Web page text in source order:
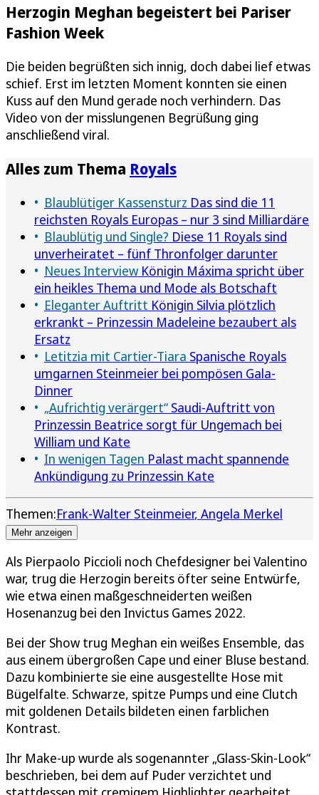
Herzogin Meghan begeistert bei Pariser
Fashion Week
Die beiden begrüßten sich innig, doch dabei lief etwas
schief. Erst im letzten Moment konnten sie einen
Kuss auf den Mund gerade noch verhindern. Das
Video von der misslungenen Begrüßung ging
anschließend viral.
Alles zum Thema Royals
Blaublütiger Kassensturz Das sind die 11
reichsten Royals Europas – nur 3 sind Milliardäre
Blaublütig und Single? Diese 11 Royals sind
unverheiratet – fünf Thronfolger darunter
Neues Interview Königin Máxima spricht über
ein heikles Thema und Mode als Botschaft
Eleganter Auftritt Königin Silvia plötzlich
erkrankt – Prinzessin Madeleine bezaubert als
Ersatz
Letitzia mit Cartier-Tiara Spanische Royals
umgarnen Steinmeier bei pompösen Gala-
Dinner
„Aufrichtig verärgert“ Saudi-Auftritt von
Prinzessin Beatrice sorgt für Ungemach bei
William und Kate
In wenigen Tagen Palast macht spannende
Ankündigung zu Prinzessin Kate
Themen:Frank-Walter Steinmeier Angela Merkel
Mehr anzeigen
Als Pierpaolo Piccioli noch Chefdesigner bei Valentino
war, trug die Herzogin bereits öfter seine Entwürfe,
wie etwa einen maßgeschneiderten weißen
Hosenanzug bei den Invictus Games 2022.
Bei der Show trug Meghan ein weißes Ensemble, das
aus einem übergroßen Cape und einer Bluse bestand.
Dazu kombinierte sie eine ausgestellte Hose mit
Bügelfalte. Schwarze, spitze Pumps und eine Clutch
mit goldenen Details bildeten einen farblichen
Kontrast.
Ihr Make-up wurde als sogenannter „Glass-Skin-Look“
beschrieben, bei dem auf Puder verzichtet und